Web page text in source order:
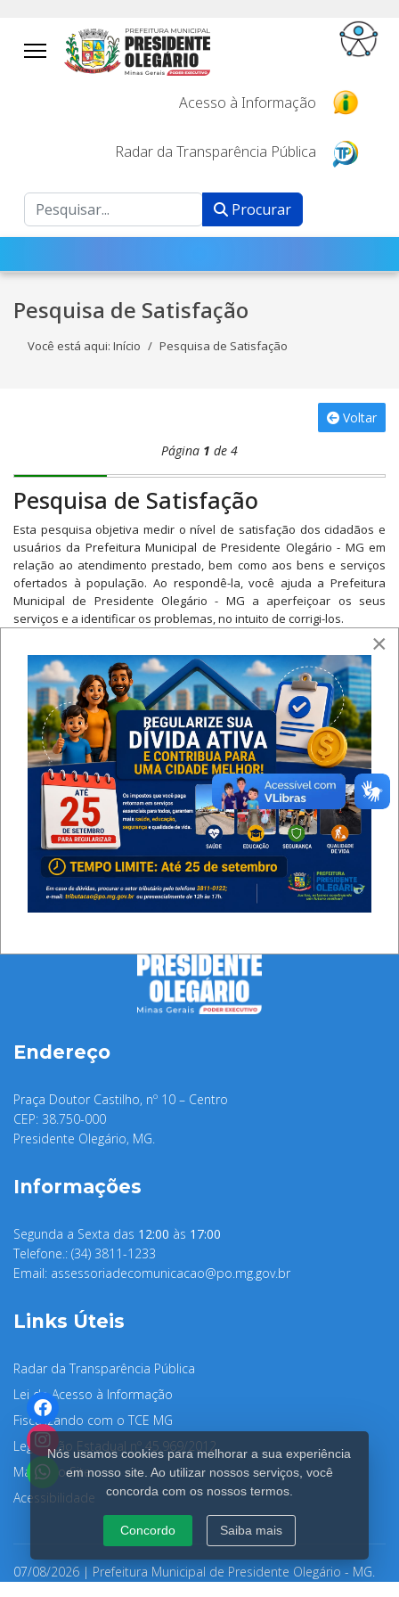
Acesso à Informação
Radar da Transparência Pública
Procurar Procurar
Pesquisa de Satisfação
Você está aqui: Início Pesquisa de Satisfação
Voltar
Página 1 de 4
Pesquisa de Satisfação
Esta pesquisa objetiva medir o nível de satisfação dos cidadãos e
usuários da Prefeitura Municipal de Presidente Olegário - MG em
relação ao atendimento prestado, bem como aos bens e serviços
ofertados à população. Ao respondê-la, você ajuda a Prefeitura
Municipal de Presidente Olegário - MG a aperfeiçoar os seus
serviços e a identificar os problemas, no intuito de corrigi-los.
- Tempo médio de resposta:3 minutos
- Data-limite para respostas: 31/12/2025
Próxima >
Endereço
Praça Doutor Castilho, nº 10 – Centro
CEP: 38.750-000
Presidente Olegário, MG.
Informações
Segunda a Sexta das 12:00 às 17:00
Telefone.: (34) 3811-1233
Email: assessoriadecomunicacao@po.mg.gov.br
Links Úteis
Radar da Transparência Pública
Lei de Acesso à Informação
Fiscalizando com o TCE MG
Legislação Estadual nº 45.969/2012
Mapa do Site
Acessibilidade
07/08/2026 | Prefeitura Municipal de Presidente Olegário - MG.
Nós usamos cookies para melhorar a sua experiência
em nosso site. Ao utilizar nossos serviços, você
concorda com os nossos termos.
Concordo Saiba mais
×